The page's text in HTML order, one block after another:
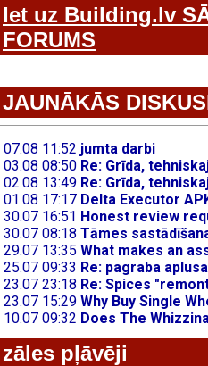
Iet uz Building.lv
FORUMS
JAUNĀKĀS
zāles pļāvēji